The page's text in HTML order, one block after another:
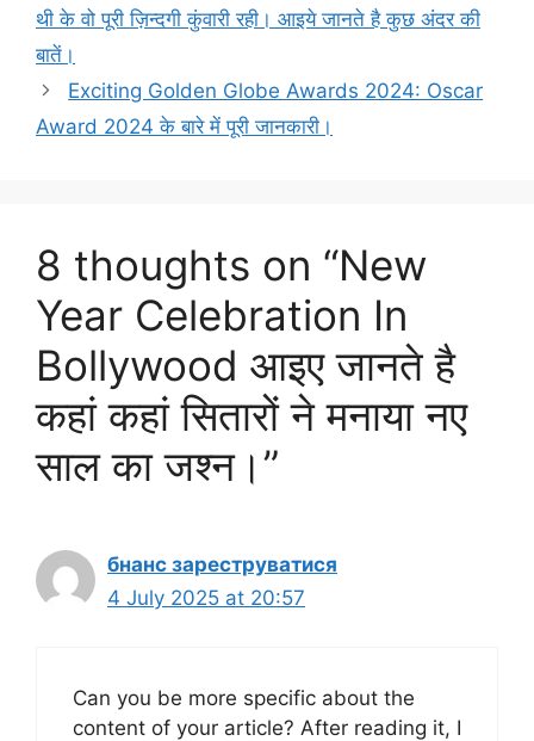
थी के वो पूरी ज़िन्दगी कुंवारी रही। आइये जानते है कुछ अंदर की
बातें।
Exciting Golden Globe Awards 2024: Oscar
Award 2024 के बारे में पूरी जानकारी।
8 thoughts on “New
Year Celebration In
Bollywood आइए जानते है
कहां कहां सितारों ने मनाया नए
साल का जश्न।”
бнанс зареструватися
4 July 2025 at 20:57
Can you be more specific about the
content of your article? After reading it, I